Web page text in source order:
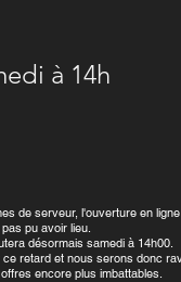
à 14h
de serveur, l'ouverture en
pu avoir lieu.
désormais samedi à 14h00.
retard et nous serons donc
encore plus imbattables.